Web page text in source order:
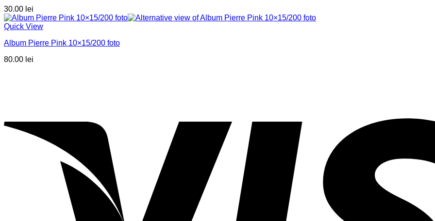
30.00 lei
Quick View
Album Pierre Pink 10×15/200 foto
80.00 lei